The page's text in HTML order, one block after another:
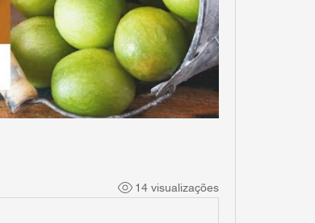
14 visualizações